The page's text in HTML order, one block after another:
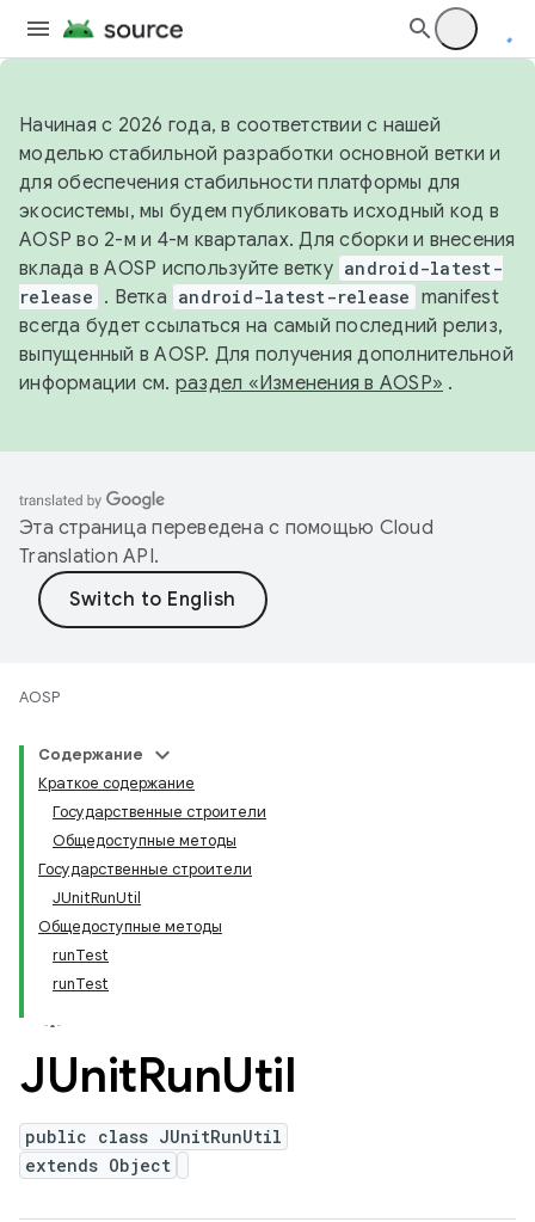
Начиная с 2026 года, в соответствии с нашей
моделью стабильной разработки основной ветки и
для обеспечения стабильности платформы для
экосистемы, мы будем публиковать исходный код в
AOSP во 2-м и 4-м кварталах. Для сборки и внесения
вклада в AOSP используйте ветку android-latest-
release . Ветка android-latest-release manifest
всегда будет ссылаться на самый последний релиз,
выпущенный в AOSP. Для получения дополнительной
информации см. раздел «Изменения в AOSP» .
Эта страница переведена с помощью Cloud
Translation API.
AOSP
Содержание
Краткое содержание
Государственные строители
Общедоступные методы
Государственные строители
JUnitRunUtil
Общедоступные методы
runTest
runTest
JUnitRunUtil
public class JUnitRunUtil
extends Object